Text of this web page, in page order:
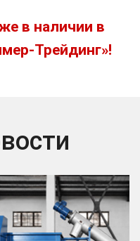
в наличии в
Трейдинг»!